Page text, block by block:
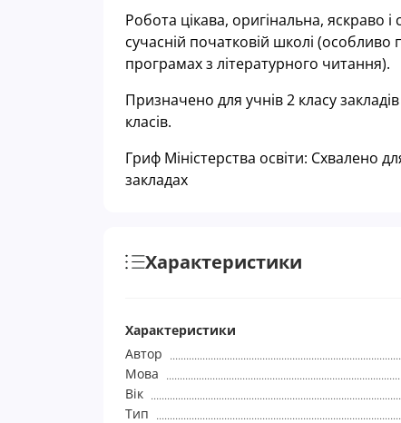
Робота цікава, оригінальна, яскраво
сучасній початковій школі
програмах з літературного читання).
Призначено для учнів 2 класу
класів.
Гриф Міністерства освіти: Схвалено
закладах
Характеристики
Характеристики
Автор
Мова
Вік
Тип